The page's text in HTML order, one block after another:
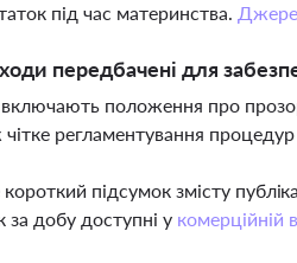
під час материнства.
передбачені для
положення про
чітке регламентування
підсумок змісту
добу доступні у комерційній